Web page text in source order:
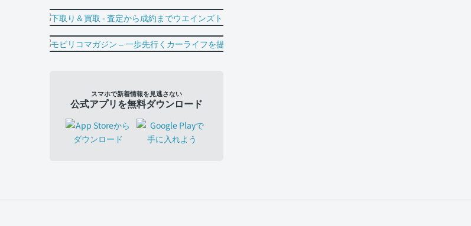
スマホで新着情報を見逃さない
公式アプリを無料ダウンロード